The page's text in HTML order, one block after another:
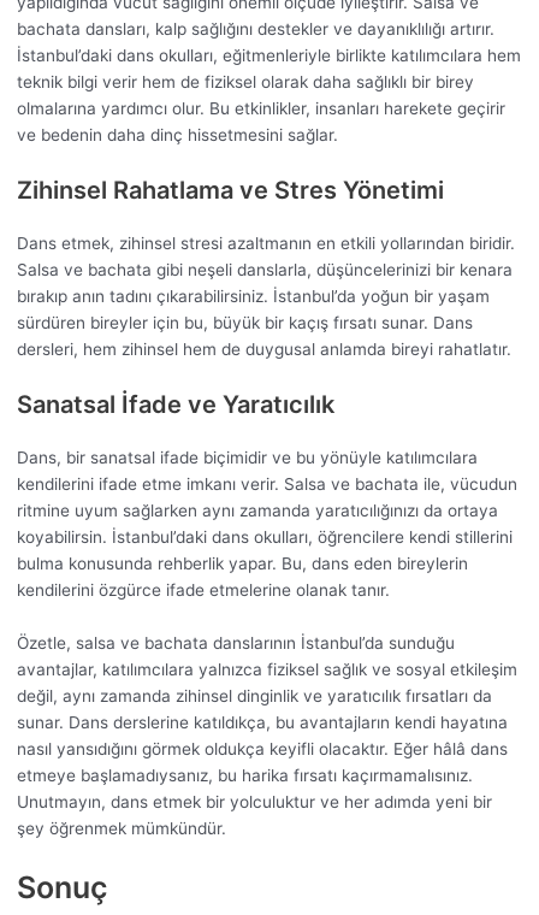
bachata dansları, kalp sağlığını destekler ve dayanıklılığı artırır.
İstanbul’daki dans okulları, eğitmenleriyle birlikte katılımcılara hem
teknik bilgi verir hem de fiziksel olarak daha sağlıklı bir birey
olmalarına yardımcı olur. Bu etkinlikler, insanları harekete geçirir
ve bedenin daha dinç hissetmesini sağlar.
Zihinsel Rahatlama ve Stres Yönetimi
Dans etmek, zihinsel stresi azaltmanın en etkili yollarından biridir.
Salsa ve bachata gibi neşeli danslarla, düşüncelerinizi bir kenara
bırakıp anın tadını çıkarabilirsiniz. İstanbul’da yoğun bir yaşam
sürdüren bireyler için bu, büyük bir kaçış fırsatı sunar. Dans
dersleri, hem zihinsel hem de duygusal anlamda bireyi rahatlatır.
Sanatsal İfade ve Yaratıcılık
Dans, bir sanatsal ifade biçimidir ve bu yönüyle katılımcılara
kendilerini ifade etme imkanı verir. Salsa ve bachata ile, vücudun
ritmine uyum sağlarken aynı zamanda yaratıcılığınızı da ortaya
koyabilirsin. İstanbul’daki dans okulları, öğrencilere kendi stillerini
bulma konusunda rehberlik yapar. Bu, dans eden bireylerin
kendilerini özgürce ifade etmelerine olanak tanır.
Özetle, salsa ve bachata danslarının İstanbul’da sunduğu
avantajlar, katılımcılara yalnızca fiziksel sağlık ve sosyal etkileşim
değil, aynı zamanda zihinsel dinginlik ve yaratıcılık fırsatları da
sunar. Dans derslerine katıldıkça, bu avantajların kendi hayatına
nasıl yansıdığını görmek oldukça keyifli olacaktır. Eğer hâlâ dans
etmeye başlamadıysanız, bu harika fırsatı kaçırmamalısınız.
Unutmayın, dans etmek bir yolculuktur ve her adımda yeni bir
şey öğrenmek mümkündür.
Sonuç